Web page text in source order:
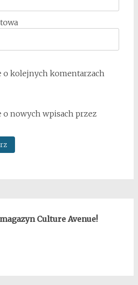
o kolejnych komentarzach
o nowych wpisach przez
Culture Avenue!